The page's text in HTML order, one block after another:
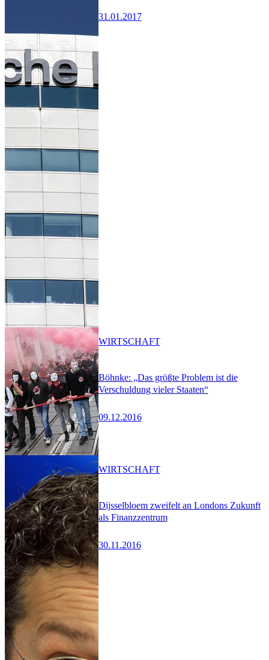
31.01.2017
Böhnke: „Das größte Problem ist die
Verschuldung vieler Staaten“
09.12.2016
WIRTSCHAFT
Dijsselbloem zweifelt an Londons Zukunft
als Finanzzentrum
30.11.2016
WIRTSCHAFT